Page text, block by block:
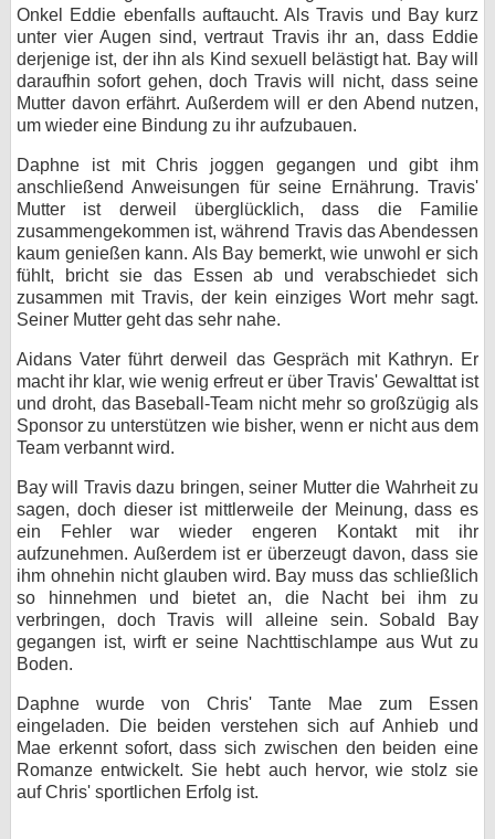
Onkel Eddie ebenfalls auftaucht. Als Travis und Bay kurz
unter vier Augen sind, vertraut Travis ihr an, dass Eddie
derjenige ist, der ihn als Kind sexuell belästigt hat. Bay will
daraufhin sofort gehen, doch Travis will nicht, dass seine
Mutter davon erfährt. Außerdem will er den Abend nutzen,
um wieder eine Bindung zu ihr aufzubauen.
Daphne ist mit Chris joggen gegangen und gibt ihm
anschließend Anweisungen für seine Ernährung. Travis'
Mutter ist derweil überglücklich, dass die Familie
zusammengekommen ist, während Travis das Abendessen
kaum genießen kann. Als Bay bemerkt, wie unwohl er sich
fühlt, bricht sie das Essen ab und verabschiedet sich
zusammen mit Travis, der kein einziges Wort mehr sagt.
Seiner Mutter geht das sehr nahe.
Aidans Vater führt derweil das Gespräch mit Kathryn. Er
macht ihr klar, wie wenig erfreut er über Travis' Gewalttat ist
und droht, das Baseball-Team nicht mehr so großzügig als
Sponsor zu unterstützen wie bisher, wenn er nicht aus dem
Team verbannt wird.
Bay will Travis dazu bringen, seiner Mutter die Wahrheit zu
sagen, doch dieser ist mittlerweile der Meinung, dass es
ein Fehler war wieder engeren Kontakt mit ihr
aufzunehmen. Außerdem ist er überzeugt davon, dass sie
ihm ohnehin nicht glauben wird. Bay muss das schließlich
so hinnehmen und bietet an, die Nacht bei ihm zu
verbringen, doch Travis will alleine sein. Sobald Bay
gegangen ist, wirft er seine Nachttischlampe aus Wut zu
Boden.
Daphne wurde von Chris' Tante Mae zum Essen
eingeladen. Die beiden verstehen sich auf Anhieb und
Mae erkennt sofort, dass sich zwischen den beiden eine
Romanze entwickelt. Sie hebt auch hervor, wie stolz sie
auf Chris' sportlichen Erfolg ist.